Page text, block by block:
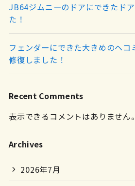
JB64ジムニーのドアにできたド
た！
フェンダーにできた大きめのヘコ
修復しました！
Recent Comments
表示できるコメントはありません。
Archives
2026年7月